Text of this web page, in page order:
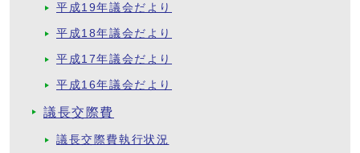
平成19年議会だより
平成18年議会だより
平成17年議会だより
平成16年議会だより
議長交際費
議長交際費執行状況